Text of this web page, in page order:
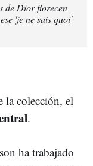
de Dior florecen
'je ne sais quoi'
la colección, el
.
ha trabajado